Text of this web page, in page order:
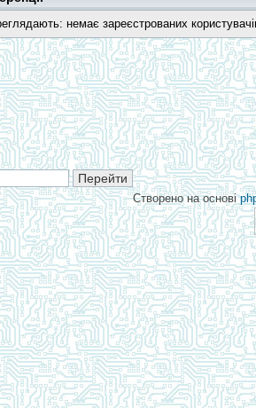
немає зареєстрованих
Створено на основі